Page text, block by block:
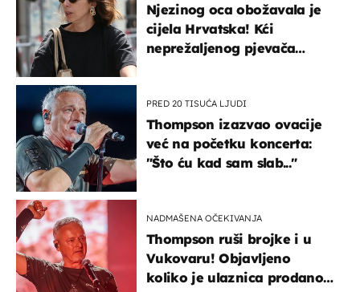
Njezinog oca obožavala je
cijela Hrvatska! Kći
neprežaljenog pjevača
PRED 20 TISUĆA LJUDI
Thompson izazvao ovacije
već na početku koncerta:
"Što ću kad sam slab..."
NADMAŠENA OČEKIVANJA
Thompson ruši brojke i u
Vukovaru! Objavljeno
koliko je ulaznica prodano